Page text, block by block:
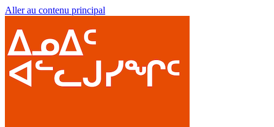
Aller au contenu principal